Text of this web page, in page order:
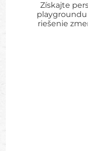
Získajte
playgroundu
riešenie